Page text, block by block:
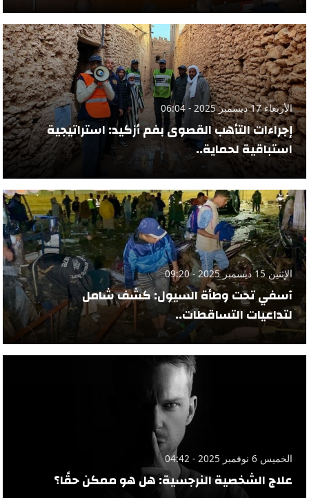
الأربعاء 17 ديسمبر 2025 - 06:04
إجراءات التأهب القصوى بفم أزكيد: استراتيجية
استباقية لحماية..
الإثنين 15 ديسمبر 2025 - 09:20
آسفي تحت وطأة السيول: كشف شامل
لتداعيات التساقطات..
الخميس 6 نوفمبر 2025 - 04:42
علاج الشخصية النرجسية: هل هو ممكن حقًا؟